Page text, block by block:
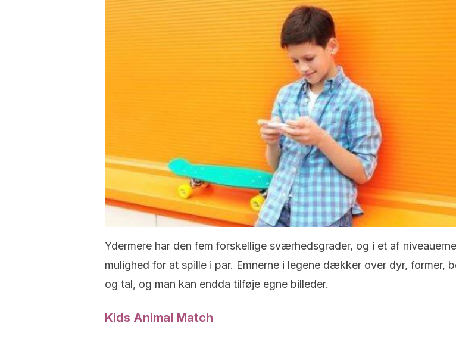
Ydermere har den fem forskellige sværhedsgrader, og i et af
mulighed for at spille i par. Emnerne i legene dækker over dyr, former,
og tal, og man kan endda tilføje egne billeder.
Kids Animal Match